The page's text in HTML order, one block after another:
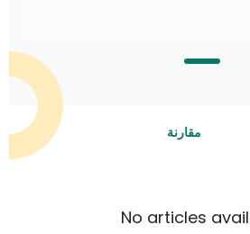
مقارنة
No articles